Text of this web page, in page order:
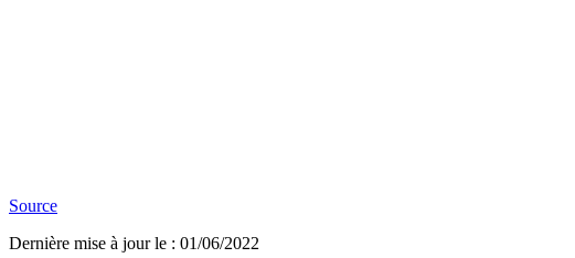
Source
Dernière mise à jour le : 01/06/2022